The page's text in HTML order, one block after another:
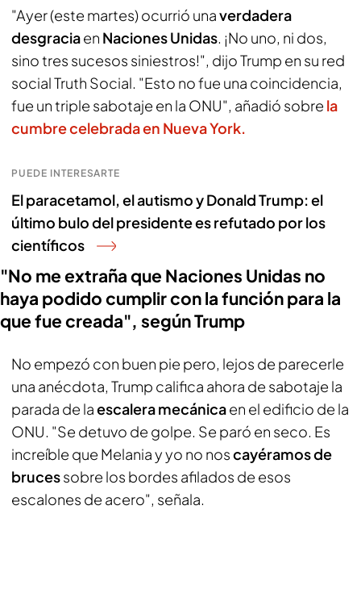
"Ayer (este martes) ocurrió unaverdadera
desgraciaen Naciones Unidas. ¡No uno, ni dos,
sino tres sucesos siniestros!", dijo Trump en su red
social Truth Social. "Esto no fue una coincidencia,
fue un triple sabotaje en la ONU", añadió sobre la
cumbre celebrada en Nueva York.
PUEDE INTERESARTE
El paracetamol, el autismo y Donald Trump: el
último bulo del presidente es refutado por los
científicos
"No me extraña que Naciones Unidas no
haya podido cumplir con la función para la
que fue creada", según Trump
No empezó con buen pie pero, lejos de parecerle
una anécdota, Trump califica ahora de sabotaje la
parada de laescalera mecánicaen el edificio de la
ONU. "Se detuvo de golpe. Se paró en seco. Es
increíble que Melania y yo no noscayéramos de
brucessobre los bordes afilados de esos
escalones de acero", señala.